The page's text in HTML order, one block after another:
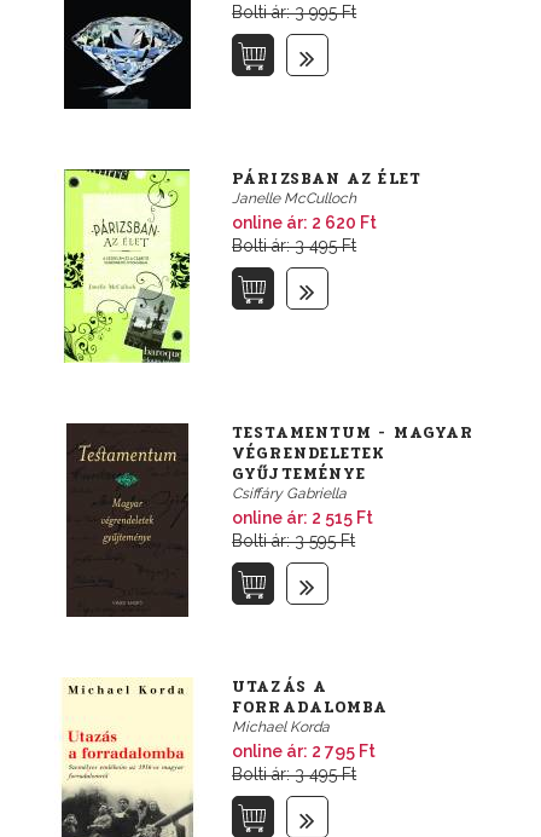
Bolti ár: 3 995 Ft
PÁRIZSBAN AZ ÉLET
Janelle McCulloch
online ár: 2 620 Ft
Bolti ár: 3 495 Ft
TESTAMENTUM - MAGYAR
VÉGRENDELETEK
GYŰJTEMÉNYE
Csiffáry Gabriella
online ár: 2 515 Ft
Bolti ár: 3 595 Ft
UTAZÁS A
FORRADALOMBA
Michael Korda
online ár: 2 795 Ft
Bolti ár: 3 495 Ft